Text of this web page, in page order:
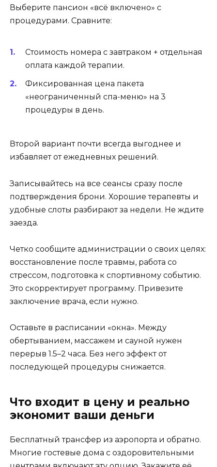
Выберите пансион «всё включено» с
процедурами. Сравните:
Стоимость номера с завтраком + отдельная
оплата каждой терапии.
Фиксированная цена пакета
«неограниченный спа-меню» на 3
процедуры в день.
Второй вариант почти всегда выгоднее и
избавляет от ежедневных решений.
Записывайтесь на все сеансы сразу после
подтверждения брони. Хорошие терапевты и
удобные слоты разбирают за недели. Не ждите
заезда.
Четко сообщите администрации о своих целях:
восстановление после травмы, работа со
стрессом, подготовка к спортивному событию.
Это скорректирует программу. Привезите
заключение врача, если нужно.
Оставьте в расписании «окна». Между
обертыванием, массажем и сауной нужен
перерыв 1.5–2 часа. Без него эффект от
последующей процедуры снижается.
Что входит в цену и реально
экономит ваши деньги
Бесплатный трансфер из аэропорта и обратно.
Многие гостевые дома с оздоровительными